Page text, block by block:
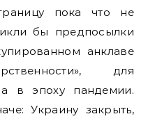
пока что не
бы предпосылки
анклаве
для
в эпоху пандемии.
Украину закрыть,